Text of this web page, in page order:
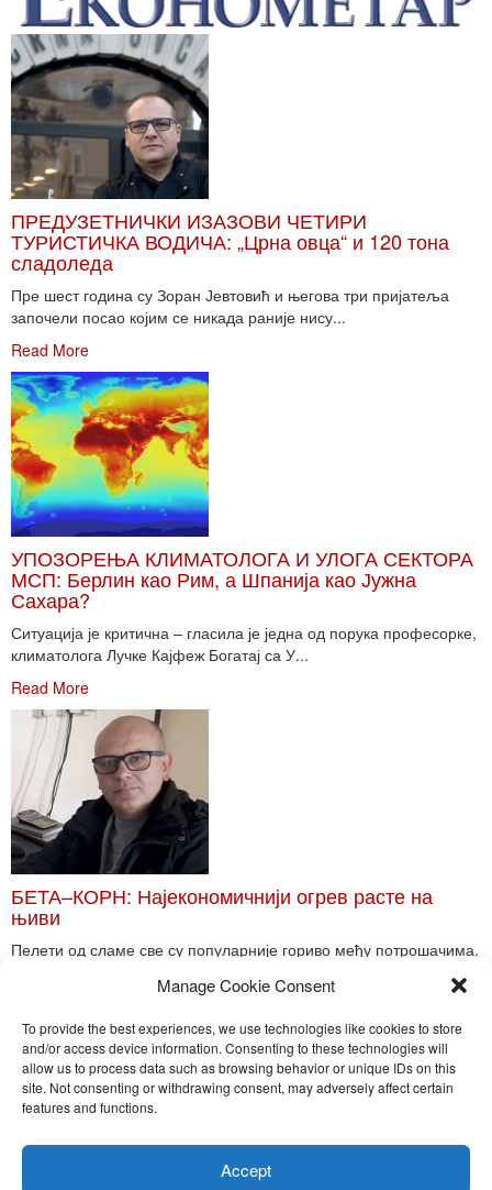
Manage Cookie Consent
To provide the best experiences, we use technologies like cookies to store
and/or access device information. Consenting to these technologies will
allow us to process data such as browsing behavior or unique IDs on this
site. Not consenting or withdrawing consent, may adversely affect certain
features and functions.
Accept
ПРЕДУЗЕТНИЧКИ ИЗАЗОВИ ЧЕТИРИ
ТУРИСТИЧКА ВОДИЧА: „Црна овца“ и 120 тона
сладоледа
Пре шест година су Зоран Јевтовић и његова три пријатеља
започели посао којим се никада раније нису...
Read More
УПОЗОРЕЊА КЛИМАТОЛОГА И УЛОГА СЕКТОРА
МСП: Берлин као Рим, а Шпанија као Јужна
Сахара?
Ситуација је критична – гласила је једна од порука професорке,
климатолога Лучке Кајфеж Богатај са У...
Read More
БЕТА–КОРН: Најекономичнији огрев расте на
њиви
Пелети од сламе све су популарније гориво међу потрошачима.
Toggle
Nira Press d.o.o.
Sadržaj ovog sajta je zakonom zaštićena intelektualna svojina